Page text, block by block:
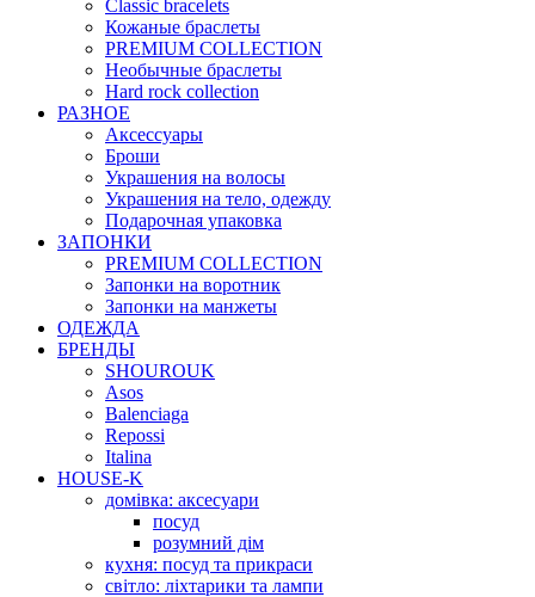
Classic bracelets
Кожаные браслеты
PREMIUM COLLECTION
Необычные браслеты
Hard rock collection
РАЗНОЕ
Аксессуары
Броши
Украшения на волосы
Украшения на тело, одежду
Подарочная упаковка
ЗАПОНКИ
PREMIUM COLLECTION
Запонки на воротник
Запонки на манжеты
ОДЕЖДА
БРЕНДЫ
SHOUROUK
Asos
Balenciaga
Repossi
Italina
HOUSE-K
домівка: аксесуари
посуд
розумний дім
кухня: посуд та прикраси
світло: ліхтарики та лампи